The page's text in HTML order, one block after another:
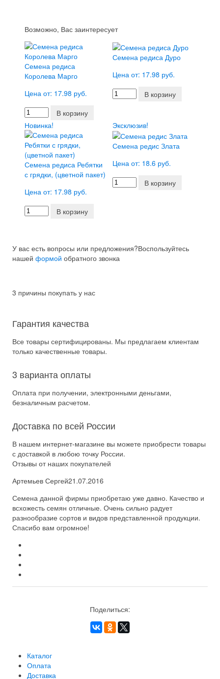
Возможно, Вас заинтересует
Семена редиса
Королева Марго
Цена от: 17.98 руб.
В корзину
Семена редиса Дуро
Цена от: 17.98 руб.
В корзину
Новинка!
Семена редиса Ребятки
с грядки, (цветной пакет)
Цена от: 17.98 руб.
В корзину
Эксклюзив!
Семена редис Злата
Цена от: 18.6 руб.
В корзину
У вас есть вопросы или предложения?Воспользуйтесь
нашей формой обратного звонка
3 причины покупать у нас
Гарантия качества
Все товары сертифицированы. Мы предлагаем клиентам
только качественные товары.
3 варианта оплаты
Оплата при получении, электронными деньгами,
безналичным расчетом.
Доставка по всей России
В нашем интернет-магазине вы можете приобрести товары
с доставкой в любою точку России.
Отзывы от наших покупателей
Артемьев Сергей21.07.2016
Семена данной фирмы приобретаю уже давно. Качество и
всхожесть семян отличные. Очень сильно радует
разнообразие сортов и видов представленной продукции.
Спасибо вам огромное!
Поделиться:
Каталог
Оплата
Доставка